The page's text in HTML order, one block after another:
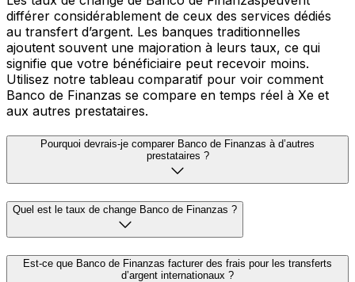
différer considérablement de ceux des services dédiés
au transfert d’argent. Les banques traditionnelles
ajoutent souvent une majoration à leurs taux, ce qui
signifie que votre bénéficiaire peut recevoir moins.
Utilisez notre tableau comparatif pour voir comment
Banco de Finanzas se compare en temps réel à Xe et
aux autres prestataires.
Pourquoi devrais-je comparer Banco de Finanzas à d’autres
prestataires ?
Quel est le taux de change Banco de Finanzas ?
Est-ce que Banco de Finanzas facturer des frais pour les transferts
d’argent internationaux ?